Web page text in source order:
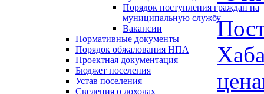
Порядок поступления граждан на
муниципальную службу
Вакансии
Нормативные документы
Порядок обжалования НПА
Проектная документация
Бюджет поселения
Устав поселения
Сведения о доходах